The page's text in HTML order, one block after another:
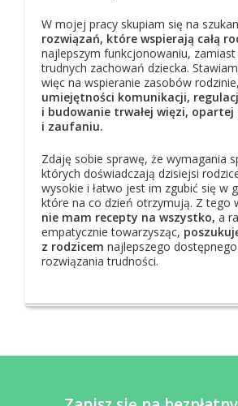
W mojej pracy skupiam się na
rozwiązań, które wspierają całą
najlepszym funkcjonowaniu, zamiast
trudnych zachowań dziecka. Stawiam
więc na wspieranie zasobów
umiejętności komunikacji,
i budowanie trwałej więzi, opartej
i zaufaniu.
Zdaję sobie sprawę, że wymagania
których doświadczają dzisiejsi
wysokie i łatwo jest im zgubić się w
które na co dzień otrzymują. Z tego
nie mam recepty na wszystko, a
empatycznie towarzysząc,
z rodzicem najlepszego
rozwiązania trudności.